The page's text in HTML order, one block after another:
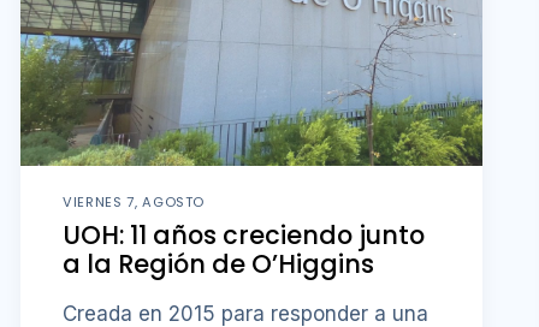
VIERNES 7, AGOSTO
UOH: 11 años creciendo junto
a la Región de O’Higgins
Creada en 2015 para responder a una